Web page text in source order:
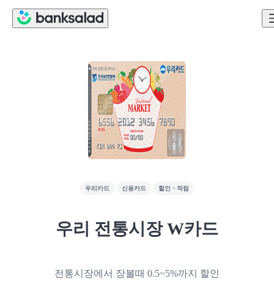
우리카드 신용카드 할인・적립
우리 전통시장 W카드
전통시장에서 장볼때 0.5~5%까지 할인